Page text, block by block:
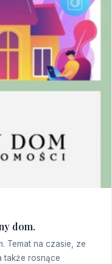
dom.
Temat na czasie, ze
także rosnące